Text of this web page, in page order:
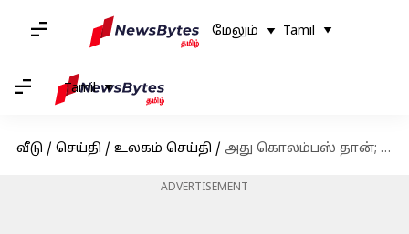
மேலும் Tamil
Tamil
வீடு / செய்தி / உலகம் செய்தி / அது கொலம்பஸ் தான்; 500 ஆண்டு மர்மத்திற்கு விடை கண்டுபிடித்த ஸ்பெயின் விஞ்ஞானிகள்
ADVERTISEMENT